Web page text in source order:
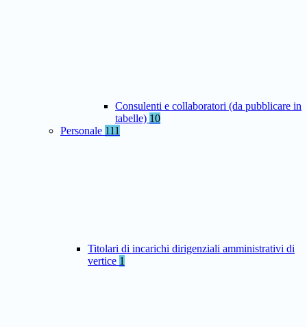
Consulenti e collaboratori (da pubblicare in
tabelle) 10
Personale 111
Titolari di incarichi dirigenziali amministrativi di
vertice 1